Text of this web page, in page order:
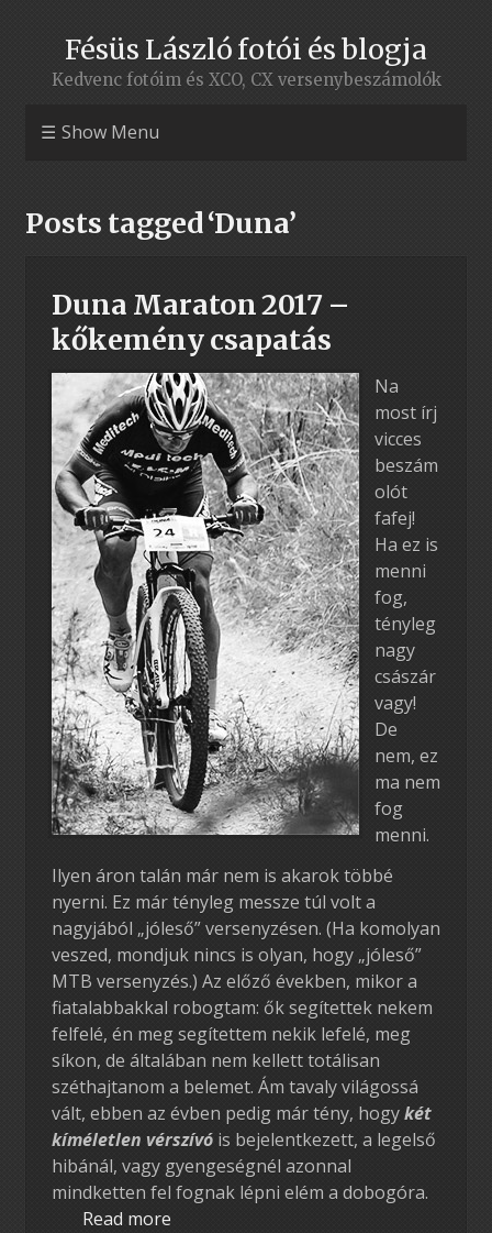
Fésüs László fotói és blogja
Kedvenc fotóim és XCO, CX versenybeszámolók
Show Menu
Posts tagged ‘Duna’
Duna Maraton 2017 –
kőkemény csapatás
Na
most írj
vicces
beszám
olót
fafej!
Ha ez is
menni
fog,
tényleg
nagy
császár
vagy!
De
nem, ez
ma nem
fog
menni.
Ilyen áron talán már nem is akarok többé
nyerni. Ez már tényleg messze túl volt a
nagyjából „jóleső” versenyzésen. (Ha komolyan
veszed, mondjuk nincs is olyan, hogy „jóleső”
MTB versenyzés.) Az előző években, mikor a
fiatalabbakkal robogtam: ők segítettek nekem
felfelé, én meg segítettem nekik lefelé, meg
síkon, de általában nem kellett totálisan
széthajtanom a belemet. Ám tavaly világossá
vált, ebben az évben pedig már tény, hogykét
kíméletlen vérszívóis bejelentkezett, a legelső
hibánál, vagy gyengeségnél azonnal
mindketten fel fognak lépni elém a dobogóra.
Read more